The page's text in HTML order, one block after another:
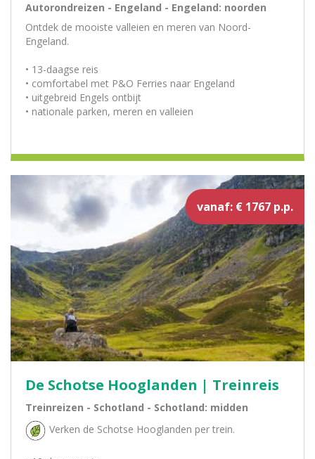
Autorondreizen - Engeland - Engeland: noorden
Ontdek de mooiste valleien en meren van Noord-
Engeland.
• 13-daagse reis
• comfortabel met P&O Ferries naar Engeland
• uitgebreid Engels ontbijt
• nationale parken, meren en valleien
vanaf: € 1767 p.p.
De Schotse Hooglanden | Treinreis
Treinreizen - Schotland - Schotland: midden
Verken de Schotse Hooglanden per trein.